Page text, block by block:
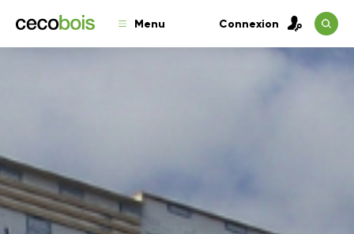
Menu Connexion